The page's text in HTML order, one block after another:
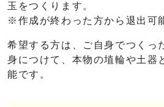
玉をつくります。
※作成が終わった方から退出可
希望する方は、ご自身でつくっ
身につけて、本物の埴輪や土器
能です。